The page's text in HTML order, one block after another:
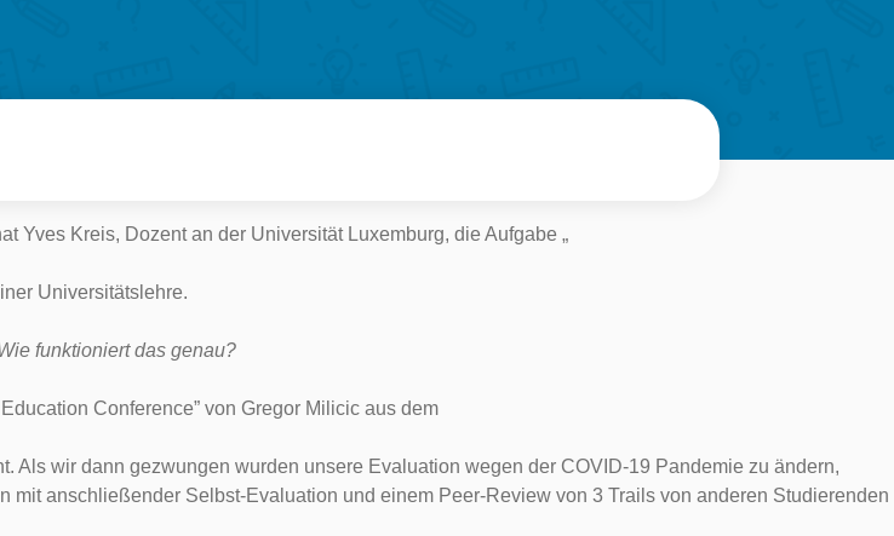
Yves Kreis, Dozent an der Universität Luxemburg, die Aufgabe „
Universitätslehre.
funktioniert das genau?
Conference” von Gregor Milicic aus dem
wir dann gezwungen wurden unsere Evaluation wegen der COVID-19 Pandemie zu ändern,
anschließender Selbst-Evaluation und einem Peer-Review von 3 Trails von anderen Studierenden